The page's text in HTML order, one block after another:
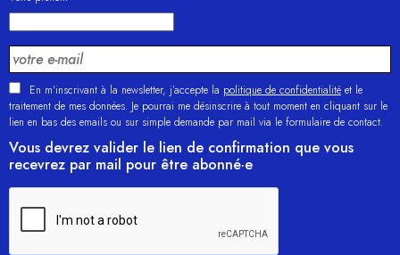
En m'inscrivant à la newsletter, j’accepte la politique de confidentialité et le
traitement de mes données. Je pourrai me désinscrire à tout moment en cliquant sur le
lien en bas des emails ou sur simple demande par mail via le formulaire de contact.
Vous devrez valider le lien de confirmation que vous
recevrez par mail pour être abonné·e